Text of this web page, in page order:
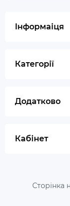
Інформаіця
Категорії
Додатково
Кабінет
Сторінка